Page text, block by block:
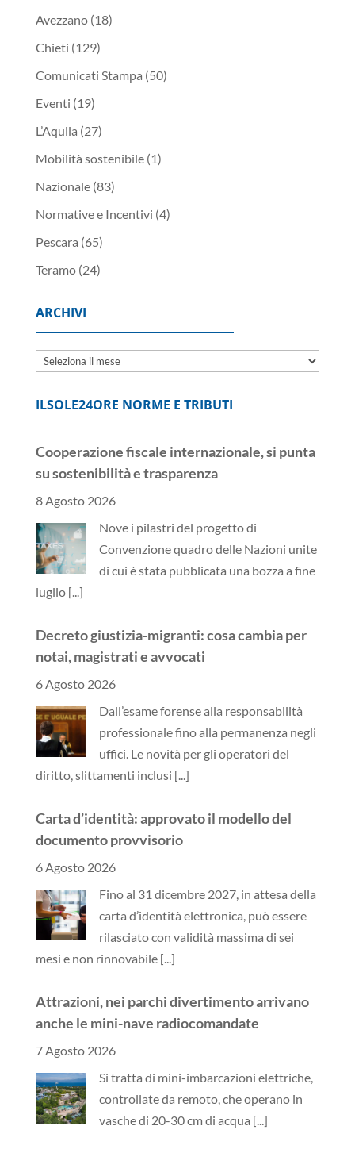
Avezzano(18)
Chieti (129)
Comunicati Stampa (50)
Eventi (19)
L’Aquila (27)
Mobilità sostenibile(1)
Nazionale(83)
Normative e Incentivi (4)
Pescara (65)
Teramo(24)
ARCHIVI
Archivi
ILSOLE24ORE NORME E TRIBUTI
Cooperazione fiscale internazionale, si punta
su sostenibilità e trasparenza
8 Agosto 2026
Nove i pilastri del progetto di
Convenzione quadro delle Nazioni unite
di cui è stata pubblicata una bozza a fine
luglio [...]
Decreto giustizia-migranti: cosa cambia per
notai, magistrati e avvocati
6 Agosto 2026
Dall’esame forense alla responsabilità
professionale fino alla permanenza negli
uffici. Le novità per gli operatori del
diritto, slittamenti inclusi [...]
Carta d’identità: approvato il modello del
documento provvisorio
6 Agosto 2026
Fino al 31 dicembre 2027, in attesa della
carta d’identità elettronica, può essere
rilasciato con validità massima di sei
mesi e non rinnovabile [...]
Attrazioni, nei parchi divertimento arrivano
anche le mini-nave radiocomandate
7 Agosto 2026
Si tratta di mini-imbarcazioni elettriche,
controllate da remoto, che operano in
vasche di 20-30 cm di acqua [...]